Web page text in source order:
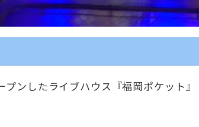
ンしたライブハウス『福岡ポケット』